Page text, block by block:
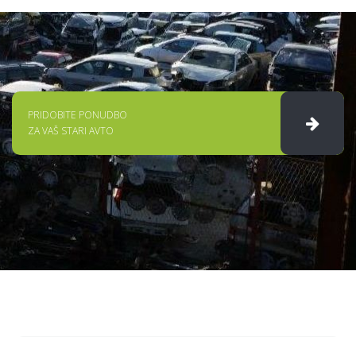
PRIDOBITE PONUDBO
ZA VAŠ STARI AVTO